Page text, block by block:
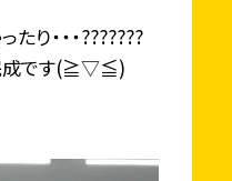
り・・・???????
成です(≧▽≦)